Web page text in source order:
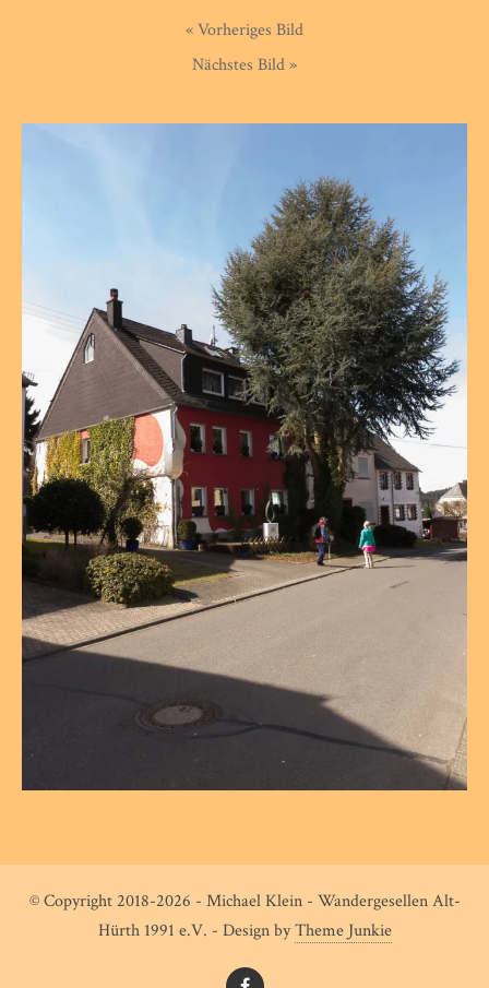
« Vorheriges Bild
Nächstes Bild »
© Copyright 2018-2026 - Michael Klein - Wandergesellen Alt-
Hürth 1991 e.V. - Design byTheme Junkie